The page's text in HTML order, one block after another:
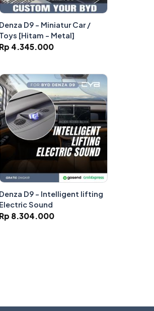
Denza D9 - Miniatur Car /
Toys [Hitam - Metal]
Rp 4.345.000
Denza D9 - Intelligent lifting
Electric Sound
Rp 8.304.000